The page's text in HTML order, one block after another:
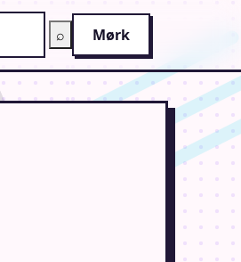
⌕ Mørk